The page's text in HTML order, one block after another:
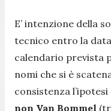
E’ intenzione della
tecnico entro la
calendario prevista
nomi che si è
consistenza
non Van Bommel